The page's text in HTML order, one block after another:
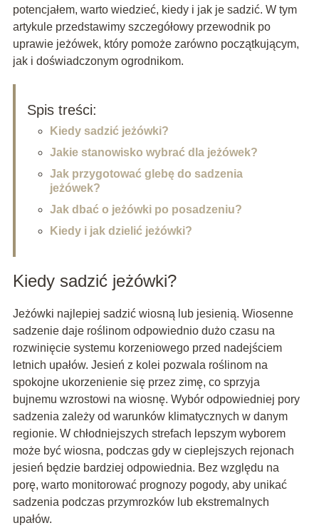
potencjałem, warto wiedzieć, kiedy i jak je sadzić. W tym
artykule przedstawimy szczegółowy przewodnik po
uprawie jeżówek, który pomoże zarówno początkującym,
jak i doświadczonym ogrodnikom.
Spis treści:
Kiedy sadzić jeżówki?
Jakie stanowisko wybrać dla jeżówek?
Jak przygotować glebę do sadzenia
jeżówek?
Jak dbać o jeżówki po posadzeniu?
Kiedy i jak dzielić jeżówki?
Kiedy sadzić jeżówki?
Jeżówki najlepiej sadzić wiosną lub jesienią. Wiosenne
sadzenie daje roślinom odpowiednio dużo czasu na
rozwinięcie systemu korzeniowego przed nadejściem
letnich upałów. Jesień z kolei pozwala roślinom na
spokojne ukorzenienie się przez zimę, co sprzyja
bujnemu wzrostowi na wiosnę. Wybór odpowiedniej pory
sadzenia zależy od warunków klimatycznych w danym
regionie. W chłodniejszych strefach lepszym wyborem
może być wiosna, podczas gdy w cieplejszych rejonach
jesień będzie bardziej odpowiednia. Bez względu na
porę, warto monitorować prognozy pogody, aby unikać
sadzenia podczas przymrozków lub ekstremalnych
upałów.